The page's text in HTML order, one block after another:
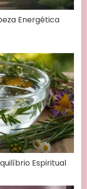
Energética
Espiritual